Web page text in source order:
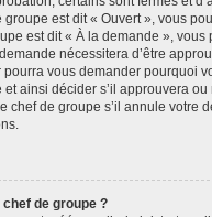
groupe est dit « Ouvert », vous
est dit « À la demande », vous
nécessitera d’être
vous demander pourquoi
ainsi décider s’il approuvera
chef de groupe s’il annule votre
de groupe ?